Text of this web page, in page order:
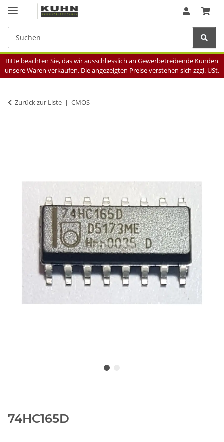
Bitte beachten Sie, das wir ausschliesslich an Gewerbetreibende Kunden
unsere Waren verkaufen. Die angezeigten Preise verstehen sich zzgl. USt.
Zurück zur Liste CMOS
74HC165D